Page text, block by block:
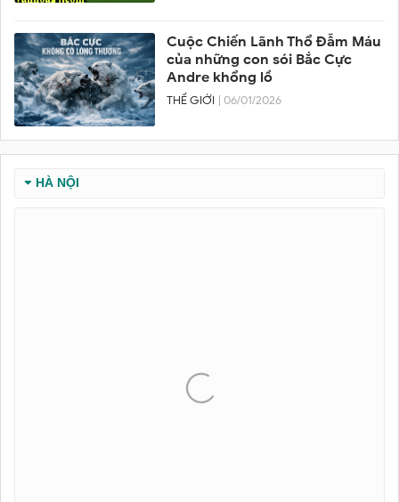
Cuộc Chiến Lãnh Thổ Đẫm Máu
của những con sói Bắc Cực
Andre khổng lồ
THẾ GIỚI | 06/01/2026
HÀ NỘI